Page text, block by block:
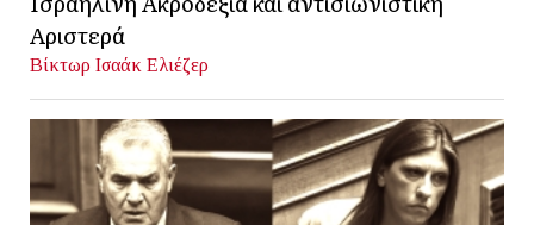
Αριστερά
Βίκτωρ Ισαάκ Ελιέζερ